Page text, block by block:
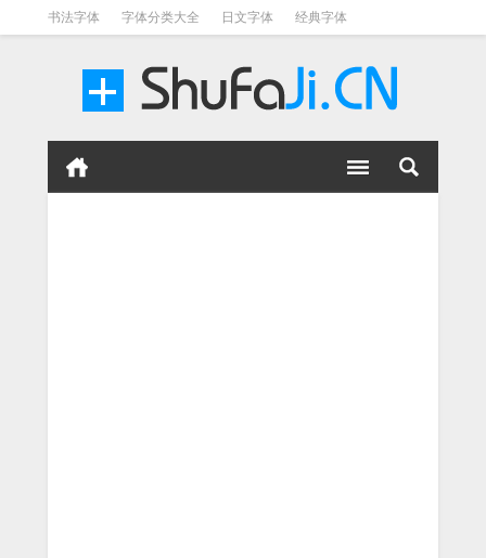
书法字体 字体分类大全 日文字体 经典字体